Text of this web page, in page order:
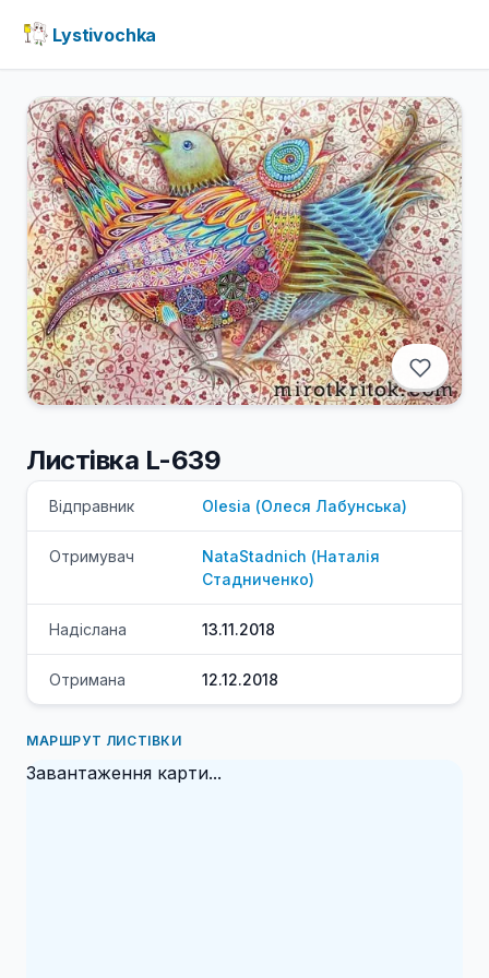
Lystivochka
Листівка L-639
Відправник Olesia (Олеся Лабунська)
Отримувач NataStadnich (Наталія
Стадниченко)
Надіслана 13.11.2018
Отримана 12.12.2018
МАРШРУТ ЛИСТІВКИ
Завантаження карти...